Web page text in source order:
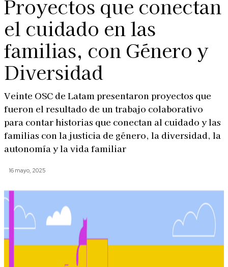
Proyectos que conectan
el cuidado en las
familias, con Género y
Diversidad
Veinte OSC de Latam presentaron proyectos que
fueron el resultado de un trabajo colaborativo
para contar historias que conectan al cuidado y las
familias con la justicia de género, la diversidad, la
autonomía y la vida familiar
16 mayo, 2025